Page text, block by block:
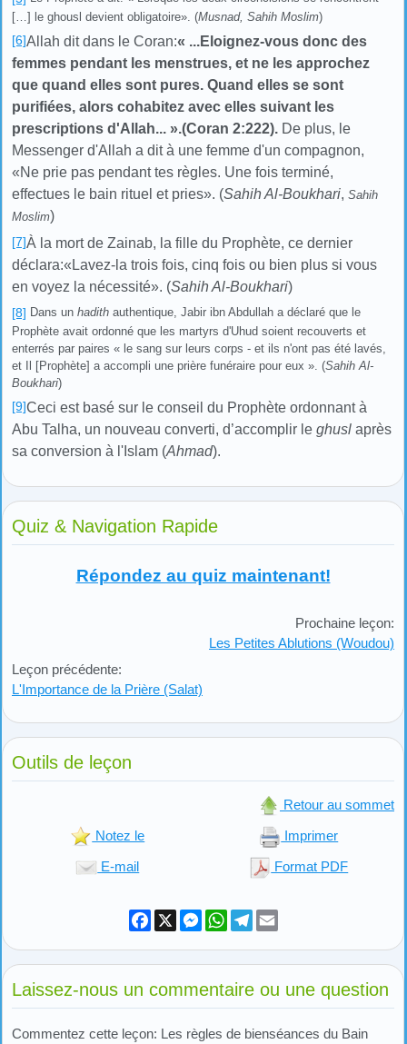
[…] le ghousl devient obligatoire». (Musnad, Sahih Moslim)
[6]Allah dit dans le Coran:« ...Eloignez-vous donc des
femmes pendant les menstrues, et ne les approchez
que quand elles sont pures. Quand elles se sont
purifiées, alors cohabitez avec elles suivant les
prescriptions d'Allah... ».(Coran 2:222). De plus, le
Messenger d'Allah a dit à une femme d'un compagnon,
«Ne prie pas pendant tes règles. Une fois terminé,
effectues le bain rituel et pries». (Sahih Al-Boukhari, Sahih
Moslim)
[7]À la mort de Zainab, la fille du Prophète, ce dernier
déclara:« Lavez-la trois fois, cinq fois ou bien plus si vous
en voyez la nécessité». (Sahih Al-Boukhari)
[8] Dans un hadith authentique, Jabir ibn Abdullah a déclaré que le
Prophète avait ordonné que les martyrs d'Uhud soient recouverts et
enterrés par paires « le sang sur leurs corps - et ils n'ont pas été lavés,
et Il [Prophète] a accompli une prière funéraire pour eux ». (Sahih Al-
Boukhari)
[9]Ceci est basé sur le conseil du Prophète ordonnant à
Abu Talha, un nouveau converti, d’accomplir le ghusl après
sa conversion à l'Islam (Ahmad).
Quiz & Navigation Rapide
Répondez au quiz maintenant!
Leçon précédente:
L'Importance de la Prière (Salat)
Prochaine leçon:
Les Petites Ablutions (Woudou)
Outils de leçon
Retour au sommet
Notez le Imprimer
E-mail Format PDF
Facebook
X Messenger
WhatsApp
Telegram
Laissez-nous un commentaire ou une question
Commentez cette leçon: Les règles de bienséances du Bain